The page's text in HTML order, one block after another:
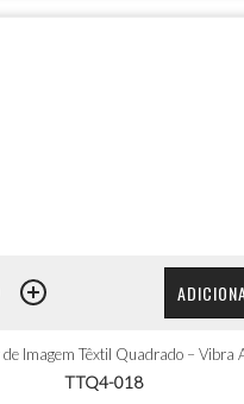
Imagem Têxtil Quadrado – Vibra
TTQ4-018